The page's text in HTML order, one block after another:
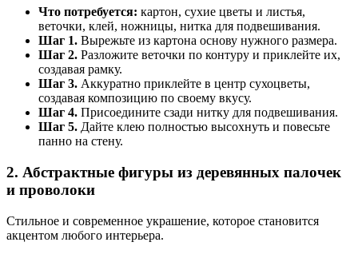
Что потребуется: картон, сухие цветы и листья,
веточки, клей, ножницы, нитка для подвешивания.
Шаг 1. Вырежьте из картона основу нужного размера.
Шаг 2. Разложите веточки по контуру и приклейте их,
создавая рамку.
Шаг 3. Аккуратно приклейте в центр сухоцветы,
создавая композицию по своему вкусу.
Шаг 4. Присоедините сзади нитку для подвешивания.
Шаг 5. Дайте клею полностью высохнуть и повесьте
панно на стену.
2. Абстрактные фигуры из деревянных палочек
и проволоки
Стильное и современное украшение, которое становится
акцентом любого интерьера.